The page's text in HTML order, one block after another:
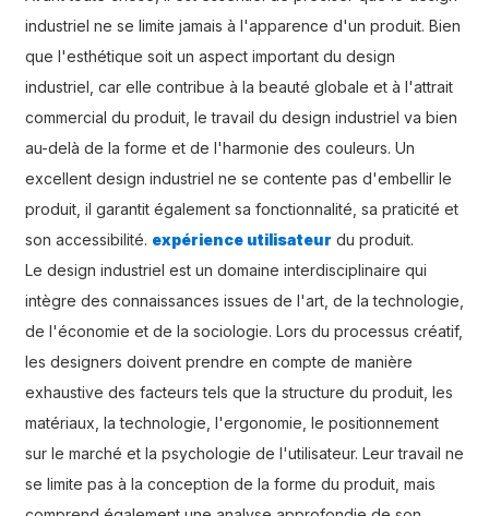
industriel ne se limite jamais à l'apparence d'un produit. Bien
que l'esthétique soit un aspect important du design
industriel, car elle contribue à la beauté globale et à l'attrait
commercial du produit, le travail du design industriel va bien
au-delà de la forme et de l'harmonie des couleurs. Un
excellent design industriel ne se contente pas d'embellir le
produit, il garantit également sa fonctionnalité, sa praticité et
son accessibilité. expérience utilisateur du produit.
Le design industriel est un domaine interdisciplinaire qui
intègre des connaissances issues de l'art, de la technologie,
de l'économie et de la sociologie. Lors du processus créatif,
les designers doivent prendre en compte de manière
exhaustive des facteurs tels que la structure du produit, les
matériaux, la technologie, l'ergonomie, le positionnement
sur le marché et la psychologie de l'utilisateur. Leur travail ne
se limite pas à la conception de la forme du produit, mais